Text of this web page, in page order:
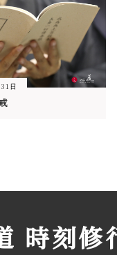
日
時刻修